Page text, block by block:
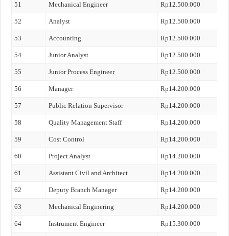
51 Mechanical Engineer Rp12.500.000
52 Analyst Rp12.500.000
53 Accounting Rp12.500.000
54 Junior Analyst Rp12.500.000
55 Junior Process Engineer Rp12.500.000
56 Manager Rp14.200.000
57 Public Relation Supervisor Rp14.200.000
58 Quality Management Staff Rp14.200.000
59 Cost Control Rp14.200.000
60 Project Analyst Rp14.200.000
61 Assistant Civil and Architect Rp14.200.000
62 Deputy Branch Manager Rp14.200.000
63 Mechanical Enginering Rp14.200.000
64 Instrument Engineer Rp15.300.000